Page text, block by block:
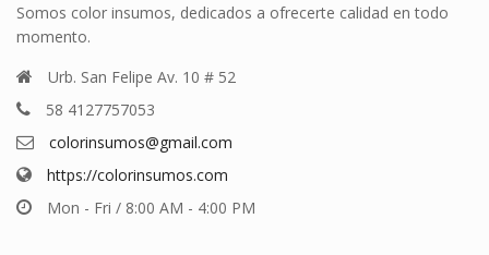
Somos color insumos, dedicados a ofrecerte calidad en todo
momento.
Urb. San Felipe Av. 10 # 52
58 4127757053
colorinsumos@gmail.com
https://colorinsumos.com
Mon - Fri / 8:00 AM - 4:00 PM